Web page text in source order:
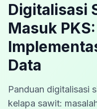
Digitalisasi
Masuk
Data
Panduan digitalisasi
kelapa sawit: